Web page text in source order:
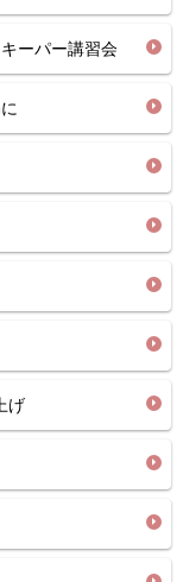
ーパー講習会
げ